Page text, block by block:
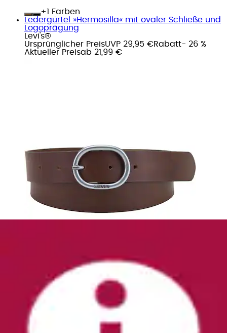
+
Farben
Ledergürtel »Hermosilla« mit ovaler Schließe und
Logoprägung
Levi's®
Ursprünglicher PreisUVP 29,95 €Rabatt- 26 %
Aktueller Preisab 21,99 €
Ledergürtel »JACESPO BELT NOOS«
Jack & Jones